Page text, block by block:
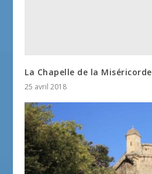
La Chapelle de la Miséricorde
25 avril 2018